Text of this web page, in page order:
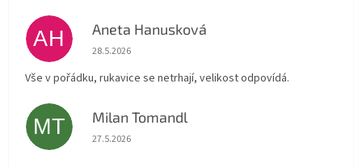
AH Aneta Hanusková
Hodnocení obchodu je 5 z 5 hvězdiček.
28.5.2026
Vše v pořádku, rukavice se netrhají, velikost odpovídá.
MT Milan Tomandl
Hodnocení obchodu je 5 z 5 hvězdiček.
27.5.2026